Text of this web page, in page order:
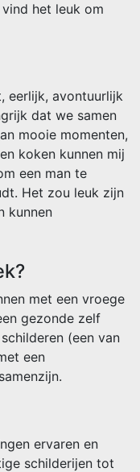
het leuk om
eerlijk, avontuurlijk
dat we samen
mooie momenten,
koken kunnen mij
een man te
Het zou leuk zijn
kunnen
met een vroege
gezonde zelf
(een van
een
ervaren en
schilderijen tot